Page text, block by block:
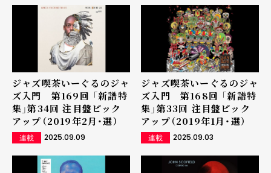
ジャズ喫茶いーぐるのジャ
ズ入門 第169回 「新譜特
集」第34回 注目盤ピック
アップ（2019年2月・選）
連載 2025.09.09
ジャズ喫茶いーぐるのジャ
ズ入門 第168回 「新譜特
集」第33回 注目盤ピック
アップ（2019年1月・選）
連載 2025.09.03